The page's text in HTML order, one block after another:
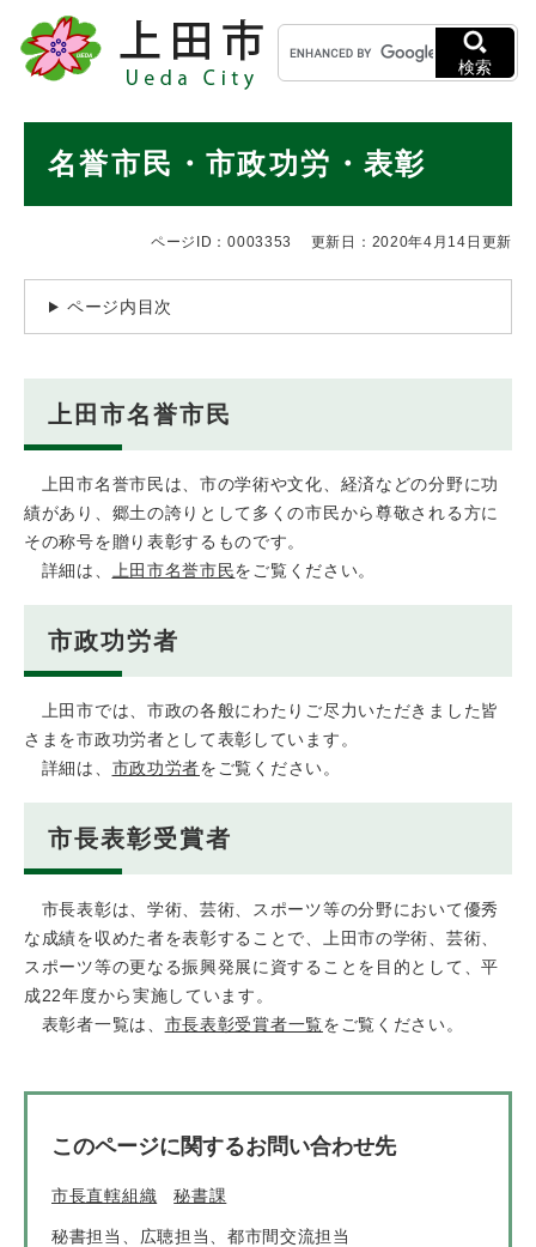
メニューを飛ばして本文へ
キ
ー
ワ
検
検索
名誉市民・市政功労・表彰
ページID：0003353 更新日：2020年4月14日更新
ページ内目次
上田市名誉市民
上田市名誉市民は、市の学術や文化、経済などの分野に功
績があり、郷土の誇りとして多くの市民から尊敬される方に
その称号を贈り表彰するものです。
詳細は、
上田市名誉市民をご覧ください。
市政功労者
上田市では、市政の各般にわたりご尽力いただきました皆
さまを市政功労者として表彰しています。
詳細は、 市政功労者をご覧ください。
市長表彰受賞者
市長表彰は、学術、芸術、スポーツ等の分野において優秀
な成績を収めた者を表彰することで、上田市の学術、芸術、
スポーツ等の更なる振興発展に資することを目的として、平
成22年度から実施しています。
表彰者一覧は、 市長表彰受賞者一覧をご覧ください。
このページに関するお問い合わせ先
市長直轄組織 秘書課
秘書担当、広聴担当、都市間交流担当